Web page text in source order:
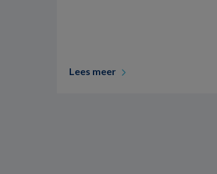
Lees meer